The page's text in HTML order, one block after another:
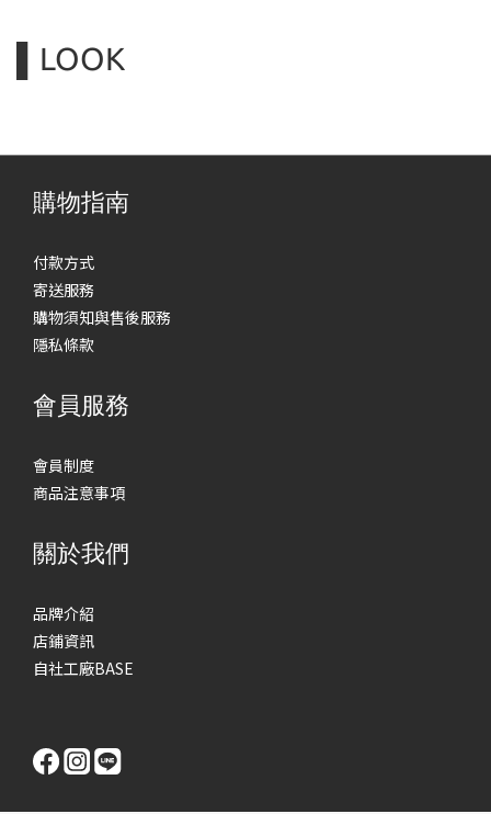
▌LOOK
2024-2025 AUTUMN &
購物指南
付款方式
寄送服務
購物須知與售後服務
隱私條款
會員服務
會員制度
商品注意事項
關於我們
品牌介紹
店鋪資訊
自社工廠BASE